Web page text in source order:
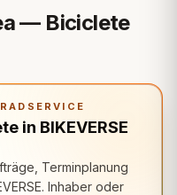
— Biciclete
in BIKEVERSE
Terminplanung
Inhaber oder